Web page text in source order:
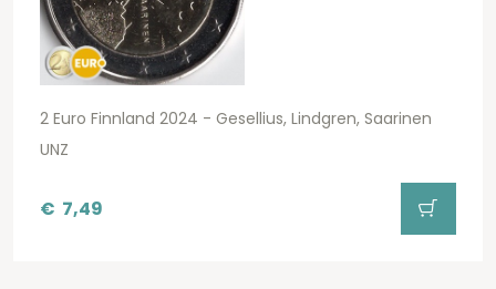
2 Euro Finnland 2024 - Gesellius, Lindgren, Saarinen
UNZ
€ 7,49